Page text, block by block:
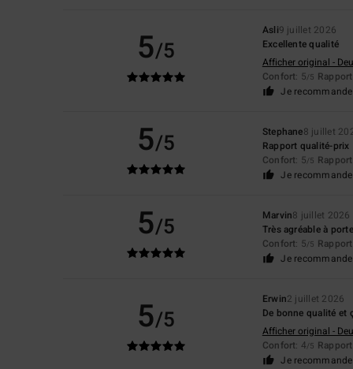
5/5
Asli9 juillet 2026
Excellente qualité
Afficher original -
Confort: 5/5
Je
5/5 Stephane8 juillet
Rapport qualité-prix
Confort: 5/5
Je
5/5 Marvin8 juillet 2026
Très agréable à
Confort: 5/5
Je
5/5
Erwin2 juillet 2026
De bonne qualité et
Afficher original -
Confort: 4/5
Je